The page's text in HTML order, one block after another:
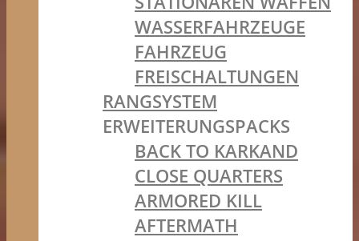
WASSERFAHRZEUGE
FAHRZEUG
FREISCHALTUNGEN
RANGSYSTEM
ERWEITERUNGSPACKS
BACK TO KARKAND
CLOSE QUARTERS
ARMORED KILL
AFTERMATH